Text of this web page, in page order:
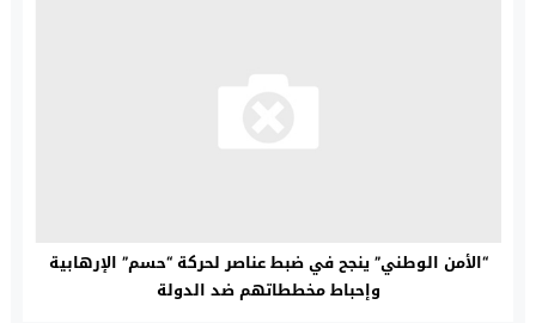
“الأمن الوطني” ينجح في ضبط عناصر لحركة “حسم” الإرهابية
وإحباط مخططاتهم ضد الدولة